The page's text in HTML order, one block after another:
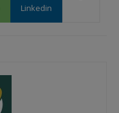
Linkedin